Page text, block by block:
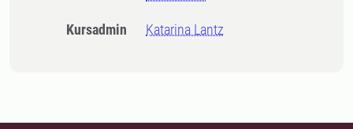
Kursadmin Katarina Lantz